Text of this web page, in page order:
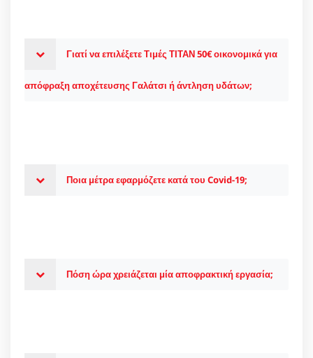
Γιατί να επιλέξετε Τιμές ΤΙΤΑΝ 50€ οικονομικά για
απόφραξη αποχέτευσης Γαλάτσι ή άντληση υδάτων;
Ποια μέτρα εφαρμόζετε κατά του Covid-19;
Πόση ώρα χρειάζεται μία αποφρακτική εργασία;